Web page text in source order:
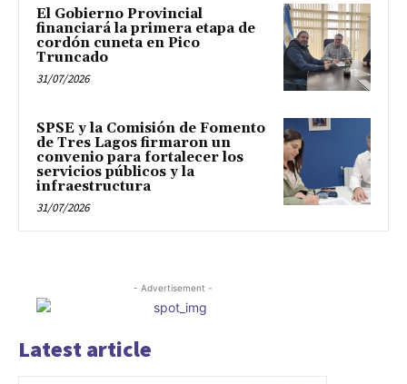
El Gobierno Provincial
financiará la primera etapa de
cordón cuneta en Pico
Truncado
31/07/2026
SPSE y la Comisión de Fomento
de Tres Lagos firmaron un
convenio para fortalecer los
servicios públicos y la
infraestructura
31/07/2026
- Advertisement -
Latest article